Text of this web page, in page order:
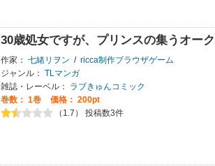
30歳処女ですが、プリンスの集うオー
作家： 七緒リヲン / ricca制作ブラウザゲーム
ジャンル： TLマンガ
雑誌・レーベル：
ラブきゅんコミック
巻数： 1巻
価格： 200pt
（1.7） 投稿数3件